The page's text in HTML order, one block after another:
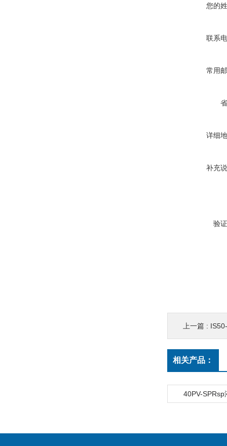
您的
联系
常用
详细
补充
验
上一篇 :
相关产品：
40PV-SPRsp